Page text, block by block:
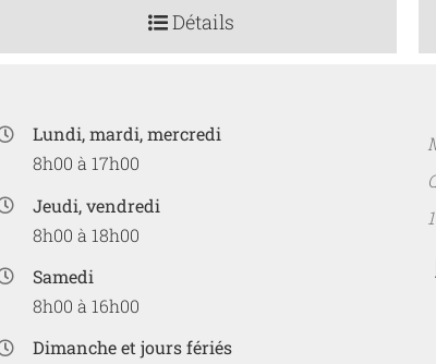
Détails
Lundi, mardi, mercredi
8h00 à 17h00
Jeudi, vendredi
8h00 à 18h00
Samedi
8h00 à 16h00
Dimanche et jours fériés